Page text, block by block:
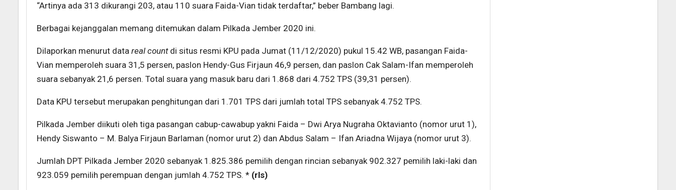
“Artinya ada 313 dikurangi 203, atau 110 suara Faida-Vian tidak terdaftar,” beber Bambang lagi.
Berbagai kejanggalan memang ditemukan dalam Pilkada Jember 2020 ini.
Dilaporkan menurut data real count di situs resmi KPU pada Jumat (11/12/2020) pukul 15.42 WB, pasangan Faida-
Vian memperoleh suara 31,5 persen, paslon Hendy-Gus Firjaun 46,9 persen, dan paslon Cak Salam-Ifan memperoleh
suara sebanyak 21,6 persen. Total suara yang masuk baru dari 1.868 dari 4.752 TPS (39,31 persen).
Data KPU tersebut merupakan penghitungan dari 1.701 TPS dari jumlah total TPS sebanyak 4.752 TPS.
Pilkada Jember diikuti oleh tiga pasangan cabup-cawabup yakni Faida – Dwi Arya Nugraha Oktavianto (nomor urut 1),
Hendy Siswanto – M. Balya Firjaun Barlaman (nomor urut 2) dan Abdus Salam – Ifan Ariadna Wijaya (nomor urut 3).
Jumlah DPT Pilkada Jember 2020 sebanyak 1.825.386 pemilih dengan rincian sebanyak 902.327 pemilih laki-laki dan
923.059 pemilih perempuan dengan jumlah 4.752 TPS. * (rls)